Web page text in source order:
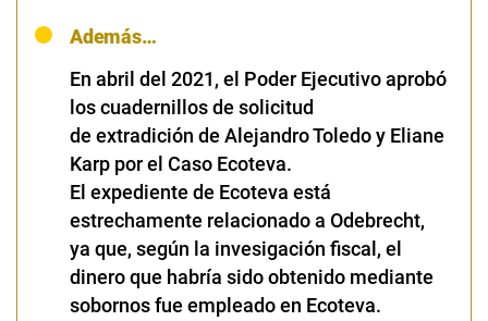
Además…
En abril del 2021, el Poder Ejecutivo aprobó
los cuadernillos de solicitud
de extradición de Alejandro Toledo y Eliane
Karp por el Caso Ecoteva.
El expediente de Ecoteva está
estrechamente relacionado a Odebrecht,
ya que, según la invesigación fiscal, el
dinero que habría sido obtenido mediante
sobornos fue empleado en Ecoteva.